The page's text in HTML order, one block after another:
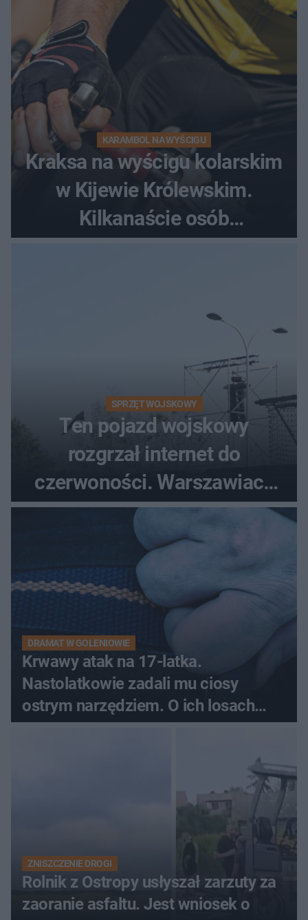
KARAMBOL NA WYŚCIGU
Kraksa na wyścigu kolarskim
w Kijewie Królewskim.
Kilkanaście osób
SPRZĘT WOJSKOWY
Ten pojazd wojskowy
rozgrzał internet do
czerwoności. Warszawiacy
pytali, czy to Mad Max!
DRAMAT W GOLENIOWIE
Krwawy atak na 17-latka.
Nastolatkowie zadali mu ciosy
ostrym narzędziem. O ich losach
zdecyduje sąd rodzinny
ZNISZCZENIE DROGI
Rolnik z Ostropy usłyszał zarzuty za
zaoranie asfaltu. Jest wniosek o